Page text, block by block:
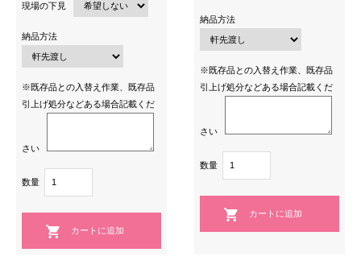
現場の下見
納品方法
※既存品との入替え作業、既存品
引上げ処分などある場合記載くだ
さい
数量
納品方法
※既存品との入替え作業、既存品
引上げ処分などある場合記載くだ
さい
数量